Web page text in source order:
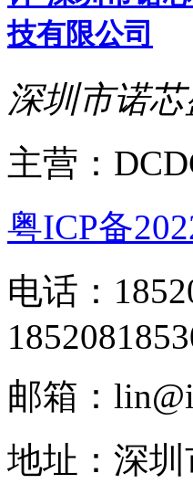
深圳市诺
主营：
粤ICP备
电话：
邮箱：
地址：深